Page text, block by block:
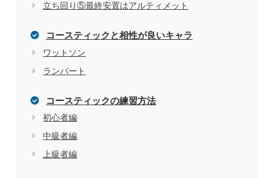
立ち回り⑤最終安置はアルティメット
コースティックと相性が良いキャラ
ワットソン
ランパート
コースティックの練習方法
初心者編
中級者編
上級者編